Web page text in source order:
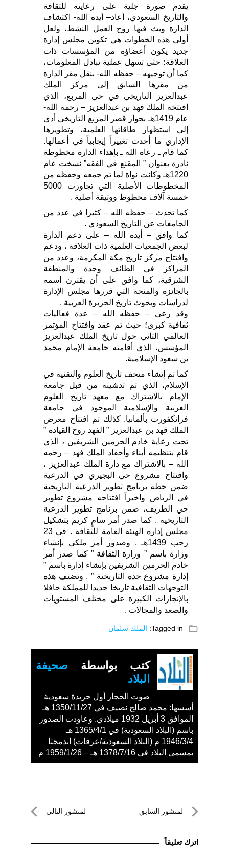
يقدم صورة جلية على رعايته للثقافة
والتاريخ السعودي، أعاد– أيده الله- اكتشاف
الدارة وبث فيها روح العمل النشط، ولعل
أولى هذه الخطوات هي تكوين مجلس إدارة
جديد يكون أعضاؤه من المؤسسات ذات
العلاقة؛ حتى تسهل عملية تبادل المعلومات،
كما أن توجيهه – حفظه الله- بنقل مقر الدارة
من مقرها السابق إلى مركز الملك
عبدالعزيز التاريخي في حي المربع، الذي
افتتحه الملك فهد بن عبدالعزيز – رحمه الله-
عام 1419هـ بجوار قصر المربع التاريخي أدى
إلى استظهار طاقاتها العلمية، وتطويرها
الإداري ما أحدث تغييراً إيجابياً في أعمالها.
كما قام ـ رعاه الله ـ بإهداء الدارة مخطوطة
نادرة بعنوان ” المقنع في الفقه” نسخت عام
1220هـ وكانت نواة لما تم جمعه وحفظه من
المخطوطات الأصلية التي تجاوزت 5000
خمسة آلاف مخطوط ووثيقة أصلية .
كما تحدث – حفظه الله – كثيرا في عدد من
الجامعات عن التاريخ السعودي .
كما وافق – أيده الله – على دعم الدارة
لبعض الجمعيات العلمية ذات العلاقة ، ودعم
وافتتاح مركز تاريخ مكة المكرمة، وعدد من
المراكز في الطائف وجدة والمنطقة
الشرقية، كما وافق على أن يقترن اسمه
بالجائزة والمنحة التي قررها مجلس الإدارة
لدراسات وبحوث تاريخ الجزيرة العربية .
وقد رعى – حفظه الله – عدة فعاليات
ثقافية كبرى؛ حيث تم عقد وافتتاح المؤتمر
العالمي الثاني حول تاريخ الملك عبدالعزيز
المؤسس، الذي أقامته جامعة الإمام محمد
بن سعود الإسلامية.
كما تم إنشاء متحف تاريخ العلوم والتقنية في
الإسلام، الذي تم تدشينه من قبل جامعة
الإمام بالاشتراك مع معهد تاريخ العلوم
العربية والإسلامية الموجود في جامعة
فرانكفورت بألمانيا. كذلك تم افتتاح معرض
الملك فهد بن عبدالعزيز ” الفهد روح القيادة ”
تحت رعاية خادم الحرمين الشريفين ، الذي
قام بتنظيمه أبناء وأحفاد الملك فهد – رحمه
الله – بالاشتراك مع دارة الملك عبدالعزيز ،
وافتتاح مشروع حي البجيري في الدرعية
ضمن خطة برنامج تطوير الدرعية التاريخية
في الرياض واخيراً افتتاحه مشروع تطوير
حي الطريف، ضمن برنامج تطوير الدرعية
التاريخية . كما صدر أمر سامٍ كريم بتشكيل
مجلس إدارة الهيئة العامة للثقافة . في 23
رجب 1439هـ , وصدور أمر ملكي بإنشاء
وزارة باسم ” وزارة الثقافة ” كما صدر أمر
خادم الحرمين الشريفين بإنشاء إدارة باسم ”
إدارة مشروع جدة التاريخية ” , وتضيف هذه
التوجهات الثقافية تاريخا جديدا للمملكة حافلا
بالإنجازات الكبيرة على مختلف المستويات
والصعد والمجالات .
folder_open
Tagged in: الملك سلمان
كتب بواسطة صحيفة
البلاد
صوت الحجاز أول جريدة سعودية
أسسها: محمد صالح نصيف في 1350/11/27 هـ
الموافق 3 أبريل 1932 ميلادي. وعاودت الصدور
باسم (البلاد السعودية) في 1365/4/1 هـ
1946/3/4 م (البلاد السعودية/عرفات) اندمجتا
بمسمى البلاد في 1378/7/16 هـ – 1959/1/26 م
تصفّحلمنشور السابق
السابق
لمنشور التالي
اترك تعليقاً